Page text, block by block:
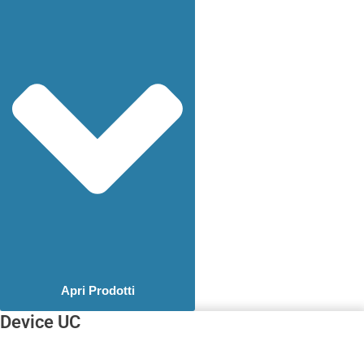
Apri Prodotti
Device UC